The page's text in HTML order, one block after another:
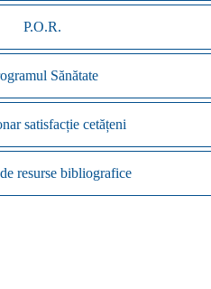
P.O.R.
Sănătate
satisfacție cetățeni
resurse bibliografice